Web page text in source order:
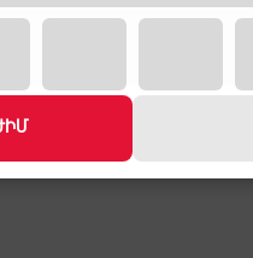
165,000 ֏